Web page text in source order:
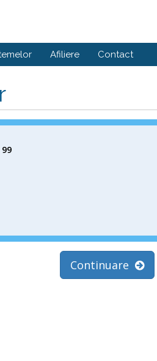
Afiliere Contact
99
Continuare